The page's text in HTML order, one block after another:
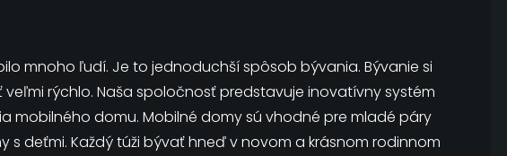
mnoho ľudí. Je to jednoduchší spôsob bývania. Bývanie si
rýchlo. Naša spoločnosť predstavuje inovatívny systém
mobilného domu. Mobilné domy sú vhodné pre mladé páry
s deťmi. Každý túži bývať hneď v novom a krásnom rodinnom